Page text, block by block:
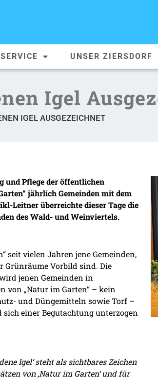
UNSER ZIERSDORF
Igel
IGEL AUSGEZEICHNET
und Pflege der öffentlichen
jährlich Gemeinden mit dem
Leitner überreichte dieser Tage die
des Wald- und Weinviertels.
seit vielen Jahren jene Gemeinden,
Grünräume Vorbild sind. Die
jenen Gemeinden in
von „Natur im Garten“ – kein
und Düngemitteln sowie Torf –
einer Begutachtung unterzogen
Igel‘ steht als sichtbares Zeichen
von ‚Natur im Garten‘ und für